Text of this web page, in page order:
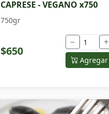
CAPRESE - VEGANO x750
750gr
$650
− +
Agregar